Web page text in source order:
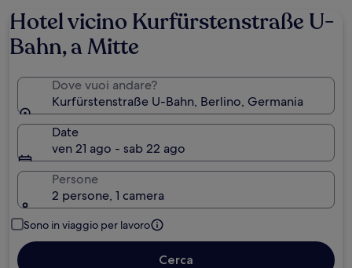
Hotel vicino Kurfürstenstraße U-
Bahn, a Mitte
Dove vuoi andare?
Kurfürstenstraße U-Bahn, Berlino, Germania
Date
ven 21 ago - sab 22 ago
Persone
2 persone, 1 camera
Sono in viaggio per lavoro
Cerca